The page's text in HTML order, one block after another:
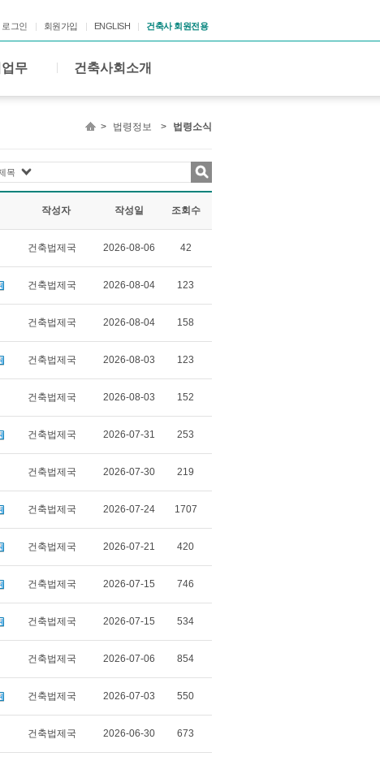
로그인 회원가입 ENGLISH 건축사 회원전용
무 건축사회소개
> 법령정보 > 법령소식
목
작성자 작성일 조회수
건축법제국 2026-08-06 42
건축법제국 2026-08-04 123
건축법제국 2026-08-04 158
건축법제국 2026-08-03 123
건축법제국 2026-08-03 152
건축법제국 2026-07-31 253
건축법제국 2026-07-30 219
건축법제국 2026-07-24 1707
건축법제국 2026-07-21 420
건축법제국 2026-07-15 746
건축법제국 2026-07-15 534
건축법제국 2026-07-06 854
건축법제국 2026-07-03 550
건축법제국 2026-06-30 673